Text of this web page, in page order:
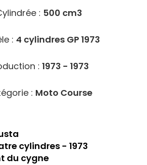
: 500 cm3
: 4 cylindres GP 1973
: 1973 - 1973
: Moto Course
cylindres - 1973
du cygne